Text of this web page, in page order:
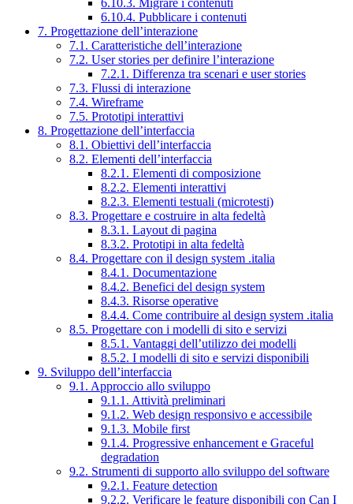
6.10.3. Migrare i contenuti
6.10.4. Pubblicare i contenuti
7. Progettazione dell’interazione
7.1. Caratteristiche dell’interazione
7.2. User stories per definire l’interazione
7.2.1. Differenza tra scenari e user stories
7.3. Flussi di interazione
7.4. Wireframe
7.5. Prototipi interattivi
8. Progettazione dell’interfaccia
8.1. Obiettivi dell’interfaccia
8.2. Elementi dell’interfaccia
8.2.1. Elementi di composizione
8.2.2. Elementi interattivi
8.2.3. Elementi testuali (microtesti)
8.3. Progettare e costruire in alta fedeltà
8.3.1. Layout di pagina
8.3.2. Prototipi in alta fedeltà
8.4. Progettare con il design system .italia
8.4.1. Documentazione
8.4.2. Benefici del design system
8.4.3. Risorse operative
8.4.4. Come contribuire al design system .italia
8.5. Progettare con i modelli di sito e servizi
8.5.1. Vantaggi dell’utilizzo dei modelli
8.5.2. I modelli di sito e servizi disponibili
9. Sviluppo dell’interfaccia
9.1. Approccio allo sviluppo
9.1.1. Attività preliminari
9.1.2. Web design responsivo e accessibile
9.1.3. Mobile first
9.1.4. Progressive enhancement e Graceful
degradation
9.2. Strumenti di supporto allo sviluppo del software
9.2.1. Feature detection
9.2.2. Verificare le feature disponibili con Can I